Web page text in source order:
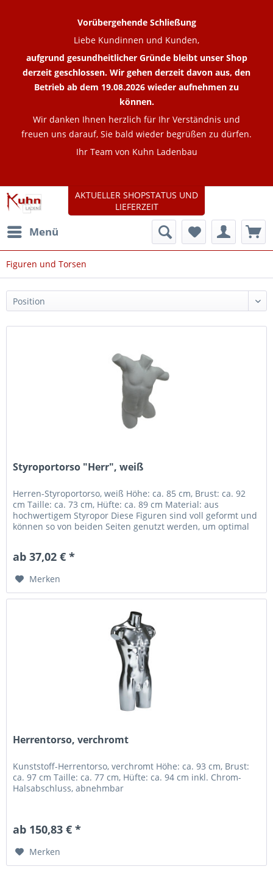
Menü
Figuren und Torsen
Styroportorso "Herr", weiß
Herren-Styroportorso, weiß Höhe: ca. 85 cm, Brust: ca. 92
cm Taille: ca. 73 cm, Hüfte: ca. 89 cm Material: aus
hochwertigem Styropor Diese Figuren sind voll geformt und
können so von beiden Seiten genutzt werden, um optimal
ab 37,02 € *
Merken
Herrentorso, verchromt
Kunststoff-Herrentorso, verchromt Höhe: ca. 93 cm, Brust:
ca. 97 cm Taille: ca. 77 cm, Hüfte: ca. 94 cm inkl. Chrom-
Halsabschluss, abnehmbar
ab 150,83 € *
Merken
AKTUELLER SHOPSTATUS UND
LIEFERZEIT
Vorübergehende Schließung
Liebe Kundinnen und Kunden,
aufgrund gesundheitlicher Gründe bleibt unser Shop
derzeit geschlossen. Wir gehen derzeit davon aus, den
Betrieb ab dem 19.08.2026 wieder aufnehmen zu
können.
Wir danken Ihnen herzlich für Ihr Verständnis und
freuen uns darauf, Sie bald wieder begrüßen zu dürfen.
Ihr Team von Kuhn Ladenbau